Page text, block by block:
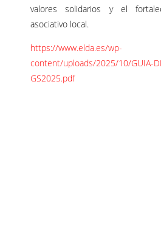
valores solidarios y el
asociativo local.
https://www.elda.es/wp-
content/uploads/2025/10/GUIA-
GS2025.pdf